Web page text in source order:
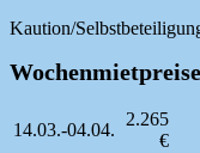
Kaution/
14.03.-04.04.
2.265
€